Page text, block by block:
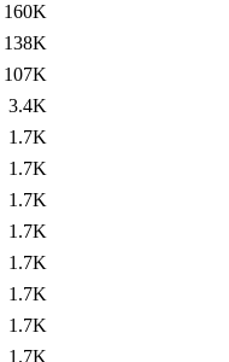
160K
138K
107K
3.4K
1.7K
1.7K
1.7K
1.7K
1.7K
1.7K
1.7K
1.7K